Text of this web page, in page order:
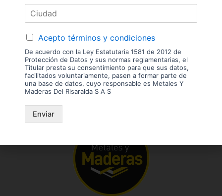
Acepto términos y condiciones
De acuerdo con la Ley Estatutaria 1581 de 2012 de
Protección de Datos y sus normas reglamentarias, el
Titular presta su consentimiento para que sus datos,
facilitados voluntariamente, pasen a formar parte de
una base de datos, cuyo responsable es Metales Y
Maderas Del Risaralda S A S
Enviar